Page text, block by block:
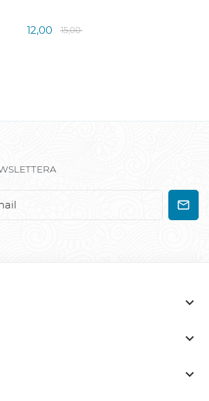
12,00 15,00


